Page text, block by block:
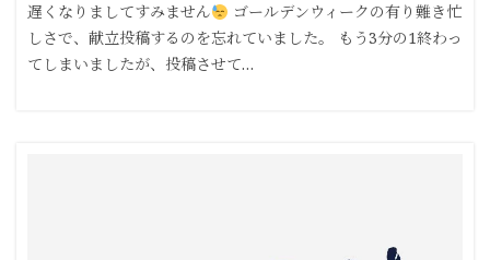
遅くなりましてすみません
ゴールデンウィークの有り難き忙
しさで、献立投稿するのを忘れていました。 もう3分の1終わっ
てしまいましたが、投稿させて…